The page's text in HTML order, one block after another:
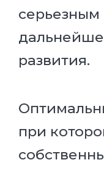
серьезным
развития.
при